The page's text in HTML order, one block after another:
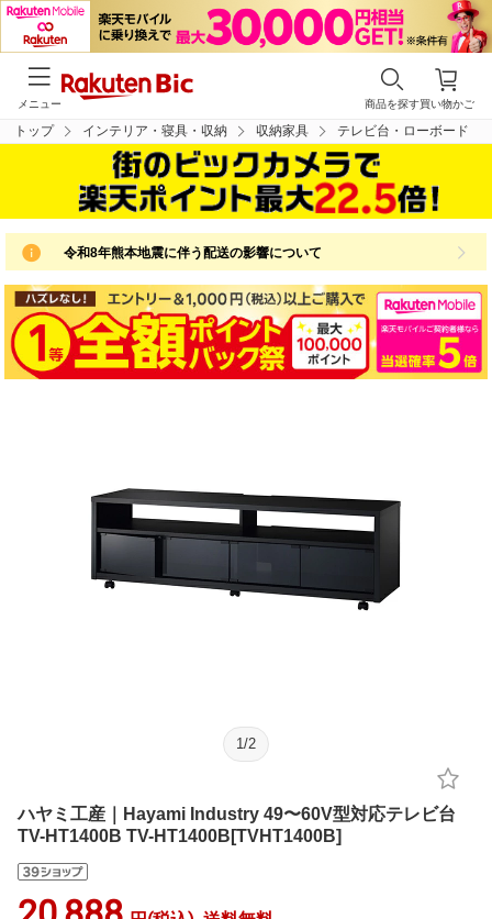
買い物かご
商品を探す
メニュー
トップ インテリア・寝具・収納 収納家具 テレビ台・ローボード
令和8年熊本地震に伴う配送の影響について
1 /2
ハヤミ工産｜Hayami Industry 49〜60V型対応テレビ台
TV-HT1400B TV-HT1400B[TVHT1400B]